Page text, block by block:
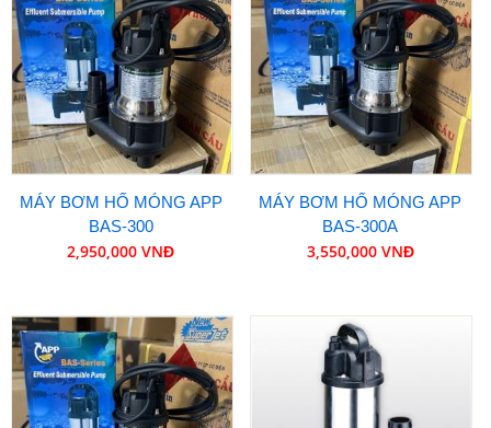
MÁY BƠM HỐ MÓNG APP
BAS-300
2,950,000 VNĐ
MÁY BƠM HỐ MÓNG APP
BAS-300A
3,550,000 VNĐ